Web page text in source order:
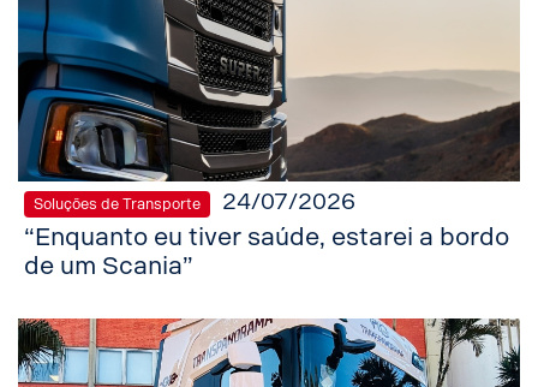
Soluções de Transporte 24/07/2026
“Enquanto eu tiver saúde, estarei a bordo
de um Scania”